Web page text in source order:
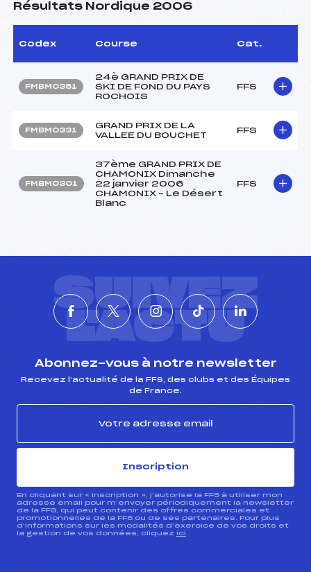
Résultats Nordique 2006
Codex Course Cat.
FMBM0351
24è GRAND PRIX DE
SKI DE FOND DU PAYS
ROCHOIS
FFS
FMBM0331
GRAND PRIX DE LA
VALLEE DU BOUCHET
FFS
FMBM0301
37ème GRAND PRIX DE
CHAMONIX Dimanche
22 janvier 2006
CHAMONIX – Le Désert
Blanc
FFS
SUIVEZ
L'ACTU
Abonnez-vous à notre newsletter
Recevez l’actualité de la FFS, des clubs et des Équipes
de France.
Inscription
En cliquant sur « inscription », j’autorise la FFS à utiliser mon
adresse email pour m’envoyer périodiquement la newsletter
de la FFS, qui peut contenir des offres commerciales et
promotionnelles de la FFS ou de ses partenaires. Pour plus
d’informations sur les modalités d’exercice de vos droits et
la gestion de vos données, cliquez ici